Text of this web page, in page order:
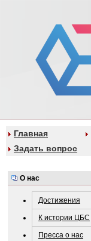
Главная
Задать вопрос
О нас
Достижения
К истории ЦБС
Пресса о нас